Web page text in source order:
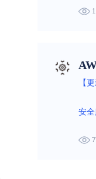
【
安